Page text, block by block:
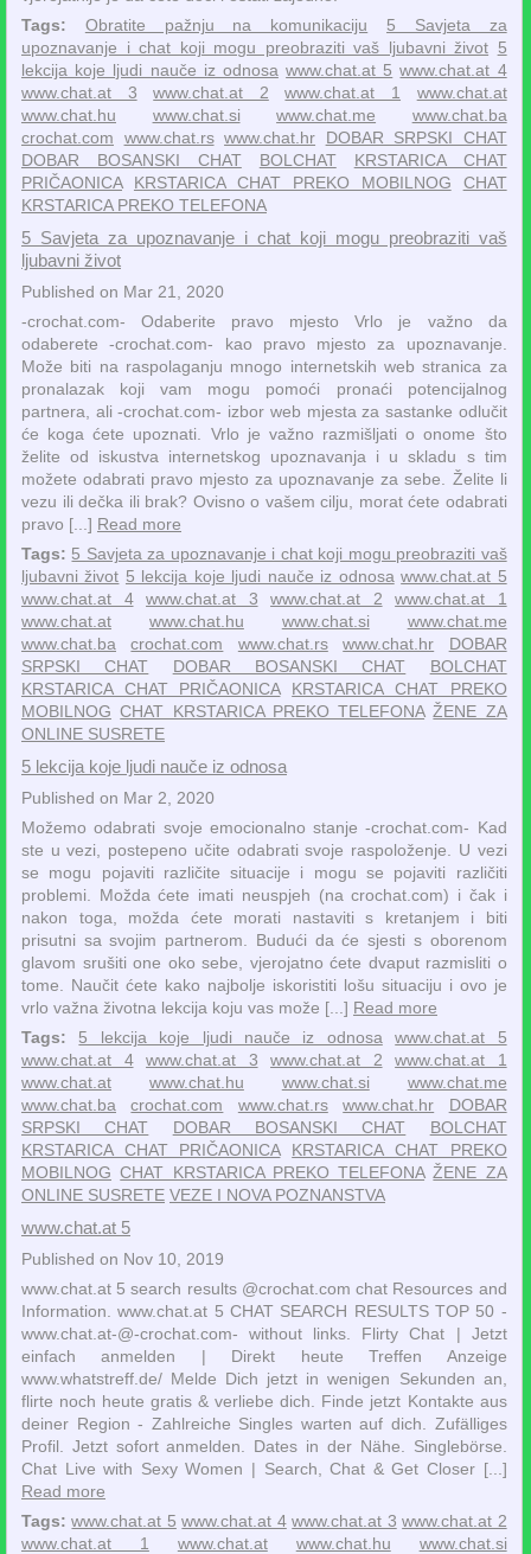
Tags:
Obratite pažnju na komunikaciju
5 Savjeta za
upoznavanje i chat koji mogu preobraziti vaš ljubavni život 5
lekcija koje ljudi nauče iz odnosa www.chat.at 5 www.chat.at 4
www.chat.at 3
www.chat.at 2 www.chat.at 1
www.chat.at
www.chat.hu
www.chat.si www.chat.me
www.chat.ba
crochat.com
www.chat.rs www.chat.hr
DOBAR SRPSKI CHAT
DOBAR BOSANSKI CHAT
BOLCHAT
KRSTARICA CHAT
PRIČAONICA
KRSTARICA CHAT PREKO MOBILNOG
CHAT
KRSTARICA PREKO TELEFONA
5 Savjeta za upoznavanje i chat koji mogu preobraziti vaš
ljubavni život
Published on Mar 21, 2020
-crochat.com- Odaberite pravo mjesto Vrlo je važno da
odaberete -crochat.com- kao pravo mjesto za upoznavanje.
Može biti na raspolaganju mnogo internetskih web stranica za
pronalazak koji vam mogu pomoći pronaći potencijalnog
partnera, ali -crochat.com- izbor web mjesta za sastanke odlučit
će koga ćete upoznati. Vrlo je važno razmišljati o onome što
želite od iskustva internetskog upoznavanja i u skladu s tim
možete odabrati pravo mjesto za upoznavanje za sebe. Želite li
vezu ili dečka ili brak? Ovisno o vašem cilju, morat ćete odabrati
pravo [...] Read more
Tags: 5 Savjeta za upoznavanje i chat koji mogu preobraziti vaš
ljubavni život 5 lekcija koje ljudi nauče iz odnosa www.chat.at 5
www.chat.at 4
www.chat.at 3 www.chat.at 2
www.chat.at 1
www.chat.at
www.chat.hu www.chat.si
www.chat.me
www.chat.ba
crochat.com www.chat.rs www.chat.hr
DOBAR
SRPSKI CHAT
DOBAR BOSANSKI CHAT
BOLCHAT
KRSTARICA CHAT PRIČAONICA
KRSTARICA CHAT PREKO
MOBILNOG CHAT KRSTARICA PREKO TELEFONA ŽENE ZA
ONLINE SUSRETE
5 lekcija koje ljudi nauče iz odnosa
Published on Mar 2, 2020
Možemo odabrati svoje emocionalno stanje -crochat.com- Kad
ste u vezi, postepeno učite odabrati svoje raspoloženje. U vezi
se mogu pojaviti različite situacije i mogu se pojaviti različiti
problemi. Možda ćete imati neuspjeh (na crochat.com) i čak i
nakon toga, možda ćete morati nastaviti s kretanjem i biti
prisutni sa svojim partnerom. Budući da će sjesti s oborenom
glavom srušiti one oko sebe, vjerojatno ćete dvaput razmisliti o
tome. Naučit ćete kako najbolje iskoristiti lošu situaciju i ovo je
vrlo važna životna lekcija koju vas može [...] Read more
Tags:
5 lekcija koje ljudi nauče iz odnosa
www.chat.at 5
www.chat.at 4
www.chat.at 3 www.chat.at 2
www.chat.at 1
www.chat.at
www.chat.hu www.chat.si
www.chat.me
www.chat.ba
crochat.com www.chat.rs www.chat.hr
DOBAR
SRPSKI CHAT
DOBAR BOSANSKI CHAT
BOLCHAT
KRSTARICA CHAT PRIČAONICA
KRSTARICA CHAT PREKO
MOBILNOG CHAT KRSTARICA PREKO TELEFONA ŽENE ZA
ONLINE SUSRETE VEZE I NOVA POZNANSTVA
www.chat.at 5
Published on Nov 10, 2019
www.chat.at 5 search results @crochat.com chat Resources and
Information. www.chat.at 5 CHAT SEARCH RESULTS TOP 50 -
www.chat.at-@-crochat.com- without links. Flirty Chat | Jetzt
einfach anmelden | Direkt heute Treffen‎ Anzeige
www.whatstreff.de/ Melde Dich jetzt in wenigen Sekunden an,
flirte noch heute gratis & verliebe dich. Finde jetzt Kontakte aus
deiner Region - Zahlreiche Singles warten auf dich. Zufälliges
Profil. Jetzt sofort anmelden. Dates in der Nähe. Singlebörse.
Chat Live with Sexy Women | Search, Chat & Get Closer‎ [...]
Read more
Tags: www.chat.at 5 www.chat.at 4 www.chat.at 3 www.chat.at 2
www.chat.at 1
www.chat.at www.chat.hu www.chat.si